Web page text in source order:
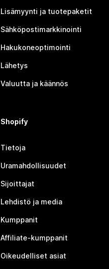
Lisämyynti ja tuotepaketit
Sähköpostimarkkinointi
Hakukoneoptimointi
Lähetys
Valuutta ja käännös
Shopify
Tietoja
Uramahdollisuudet
Sijoittajat
Lehdistö ja media
Kumppanit
Affiliate-kumppanit
Oikeudelliset asiat